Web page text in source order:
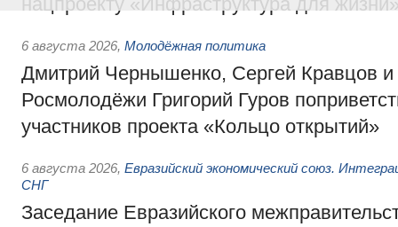
6 августа 2026, Молодёжная политика
Дмитрий Чернышенко, Сергей Кравцов и
Росмолодёжи Григорий Гуров
участников проекта «Кольцо открытий»
6 августа 2026, Евразийский экономический союз.
СНГ
Заседание Евразийского